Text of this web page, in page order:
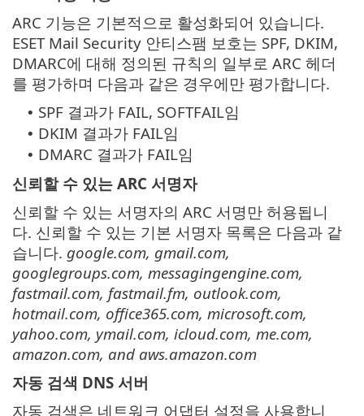
ARC 기능은 기본적으로 활성화되어 있습니다.
ESET Mail Security 안티스팸 보호는 SPF, DKIM,
DMARC에 대해 정의된 규칙의 일부로 ARC 헤더
를 평가하며 다음과 같은 경우에만 평가합니다.
• SPF 결과가 FAIL, SOFTFAIL임
• DKIM 결과가 FAIL임
• DMARC 결과가 FAIL임
신뢰할 수 있는 ARC 서명자
신뢰할 수 있는 서명자의 ARC 서명만 허용됩니
다. 신뢰할 수 있는 기본 서명자 목록은 다음과 같
습니다. google.com, gmail.com,
googlegroups.com, messagingengine.com,
fastmail.com, fastmail.fm, outlook.com,
hotmail.com, office365.com, microsoft.com,
yahoo.com, ymail.com, icloud.com, me.com,
amazon.com, and aws.amazon.com
자동 검색 DNS 서버
자동 검색은 네트워크 어댑터 설정을 사용합니